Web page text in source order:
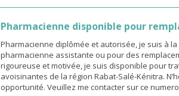
Pharmacienne disponible pour
Pharmacienne diplômée et autorisée, je suis à
pharmacienne assistante ou pour des
rigoureuse et motivée, je suis disponible pour
avoisinantes de la région Rabat-Salé-Kénitra.
opportunité. Veuillez me contacter sur ce numero